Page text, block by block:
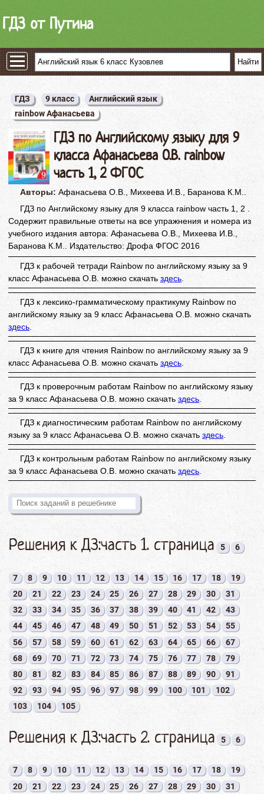
ГДЗ от Путина
ГДЗ 9 класс
Английский язык
rainbow Афанасьева
ГДЗ по Английскому языку для 9
класса Афанасьева О.В. rainbow
часть 1, 2 ФГОС
Авторы: Афанасьева О.В., Михеева И.В., Баранова К.М..
ГДЗ по Английскому языку для 9 класса rainbow часть 1, 2 .
Содержит правильные ответы на все упражнения и номера из
учебного издания автора: Афанасьева О.В., Михеева И.В.,
Баранова К.М.. Издательство: Дрофа ФГОС 2016
ГДЗ к рабочей тетради Rainbow по английскому языку за 9
класс Афанасьева О.В. можно скачать здесь.
ГДЗ к лексико-грамматическому практикуму Rainbow по
английскому языку за 9 класс Афанасьева О.В. можно скачать
здесь.
ГДЗ к книге для чтения Rainbow по английскому языку за 9
класс Афанасьева О.В. можно скачать здесь.
ГДЗ к проверочным работам Rainbow по английскому языку
за 9 класс Афанасьева О.В. можно скачать здесь.
ГДЗ к диагностическим работам Rainbow по английскому
языку за 9 класс Афанасьева О.В. можно скачать здесь.
ГДЗ к контрольным работам Rainbow по английскому языку
за 9 класс Афанасьева О.В. можно скачать здесь.
Решения к ДЗ:часть 1. страница 5 6
7 8 9 10 11 12 13 14 15 16 17 18
19
20
21 22 23 24 25 26 27 28 29 30
31
32
33 34 35 36 37 38 39 40 41 42
43
44
45 46 47 48 49 50 51 52 53 54
55
56
57 58 59 60 61 62 63 64 65 66
67
68
69 70 71 72 73 74 75 76 77 78
79
80
81 82 83 84 85 86 87 88 89 90
91
92
93 94 95 96 97 98 99 100 101
102
103
104 105
Решения к ДЗ:часть 2. страница 5 6
7 8 9 10 11 12 13 14 15 16 17 18
19
20
21 22 23 24 25 26 27 28 29 30 31